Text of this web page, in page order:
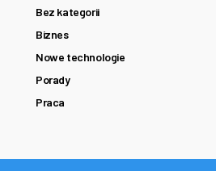
Bez kategorii
Biznes
Nowe technologie
Porady
Praca